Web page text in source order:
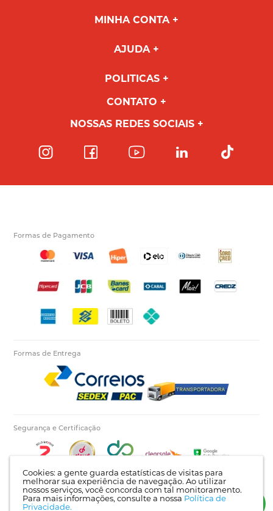
Cookies: a gente guarda estatísticas de visitas para
melhorar sua experiência de navegação. Ao utilizar
nossos serviços, você concorda com tal monitoramento.
Para mais informações, consulte a nossa Política de
Privacidade.
MINHA CONTA
AJUDA
POLITICAS
CONTATO
NOSSAS REDES SOCIAIS
Formas de Pagamento
Formas de Entrega
Segurança e Certificação
Autopecas Tiete LTDA - CNPJ: 60.840.768/0001-03 | Rua Itajaí, 624 - Bairro Tietê |
Londrina - PR | CEP: 86025-450 |